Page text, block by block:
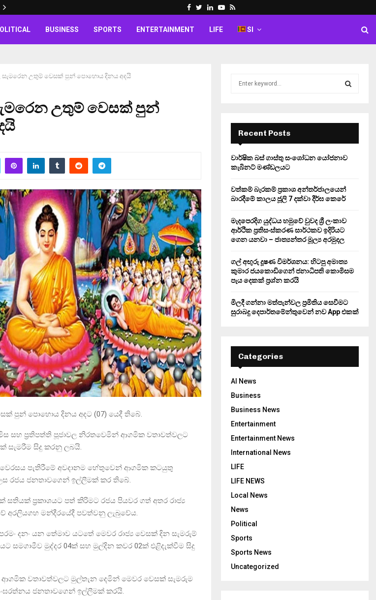
Facebook
Twitter
LinkedinYoutube
Rss
BUSINESS SPORTS ENTERTAINMENT LIFE SI
සැමරෙන උතුම් වෙසක් පුන් පොහොය දිනය අදයි
උතුම් වෙසක් පුන්
පුන් පොහොය දිනය අදට (07) යෙදී තිබේ.
ආමිස සහ ප්‍රතිපත්ති පූජාවල නිරතවෙමින් ආගමික වතාවත්වලට
සැමරීම සිදු කරනු ලබයි.
පැතිරීමේ අවදානම හේතුවෙන් ආගමික කටයුතු
රජය ජනතාවගෙන් ඉල්ලීමක් කර තිබේ.
සතියක් ප්‍රකාශයට පත් කිරිමට රජය පියවර ගත් අතර රාජ්‍ය
අරලියගහ මන්දීරයේදී පවත්වනු ලැබුවේය.
දනං යන තේමාව යටතේ මෙවර රාජ්‍ය වෙසක් දින සැමරුම්
සමගාමීව මුද්දර 04ක් සහ මුල්දින කවර 02ක් එළිදැක්වීම සිදු
වතාවත්වලට මුල්තැන දෙමින් මෙවර වෙසක් සැමරුම
ජනතාවගෙන් ඉල්ලීමක් කරයි.
r
:
E
A
R
H
Recent Posts
වාර්ෂික බස් ගාස්තු සංශෝධන යෝජනාව
කැබිනට් මණ්ඩලයට
වත්කම් බැරකම් ප්‍රකාශ අන්තර්ජාලයෙන්
බාරදීමේ කාලය ජූලි 7 දක්වා දීර්ඝ කෙරේ
මැදපෙරදිග යුද්ධය හමුවේ වුවද ශ්‍රී ලංකාව
ආර්ථික ප්‍රතිසංස්කරණ සාර්ථකව ඉදිරියට
ගෙන යනවා – ජාත්‍යන්තර මූල්‍ය අරමුදල
ගල් අඟුරු දූෂණ විමර්ශනය: හිටපු අමාත්‍ය
කුමාර ජයකොඩිගෙන් ජනාධිපති කොමිසම
පැය දෙකක් ප්‍රශ්න කරයි
මිලදී ගන්නා මත්පැන්වල ප්‍රමිතිය සෙවීමට
සුරාබදු දෙපාර්තමේන්තුවෙන් නව App එකක්
Categories
AI News
Business
Business News
Entertainment
Entertainment News
International News
LIFE
LIFE NEWS
Local News
News
Political
Sports
Sports News
Uncategorized